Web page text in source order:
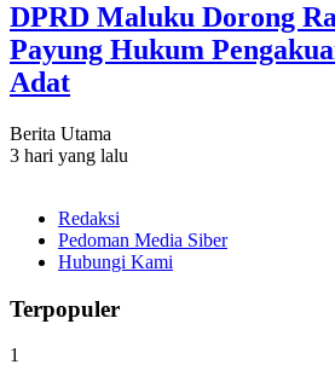
DPRD Maluku Dorong
Payung Hukum
Adat
Berita Utama
3 hari yang lalu
Redaksi
Pedoman Media Siber
Hubungi Kami
Terpopuler
1